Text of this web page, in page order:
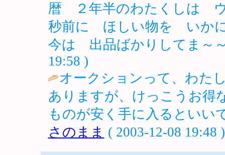
暦 ２年半のわたくしは
秒前に ほしい物を いか
今は 出品ばかりしてま～
19:58 )
オークションって、わた
ありますが、けっこうお
ものが安く手に入るとい
さのまま ( 2003-12-08 19:48 )